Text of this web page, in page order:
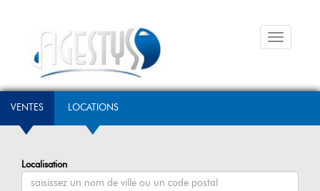
Menu
VENTES LOCATIONS
Localisation